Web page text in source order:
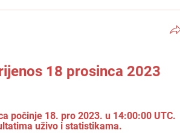
18 prosinca 2023
počinje 18. pro 2023. u 14:00:00 UTC.
uživo i statistikama.